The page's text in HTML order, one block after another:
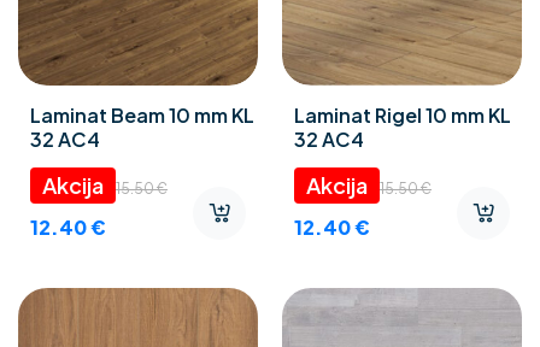
Laminat Beam 10 mm KL
32 AC4
15.50€
12.40€
Laminat Rigel 10 mm KL
32 AC4
15.50€
12.40€